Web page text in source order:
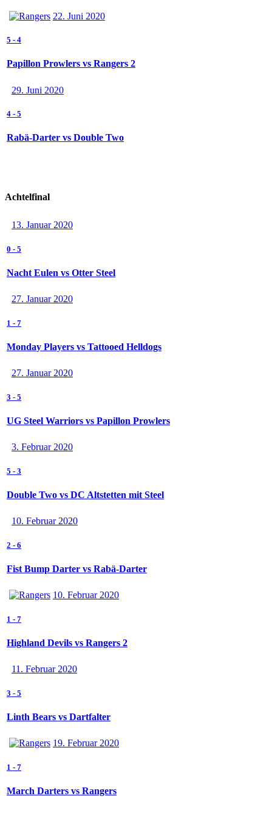
22. Juni 2020
5 - 4
Papillon Prowlers vs Rangers 2
29. Juni 2020
4 - 5
Rabä-Darter vs Double Two
Achtelfinal
13. Januar 2020
0 - 5
Nacht Eulen vs Otter Steel
27. Januar 2020
1 - 7
Monday Players vs Tattooed Helldogs
27. Januar 2020
3 - 5
UG Steel Warriors vs Papillon Prowlers
3. Februar 2020
5 - 3
Double Two vs DC Altstetten mit Steel
10. Februar 2020
2 - 6
Fist Bump Darter vs Rabä-Darter
10. Februar 2020
1 - 7
Highland Devils vs Rangers 2
11. Februar 2020
3 - 5
Linth Bears vs Dartfalter
19. Februar 2020
1 - 7
March Darters vs Rangers